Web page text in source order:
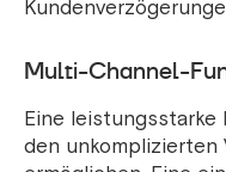
Multi-Channel-
Eine
den unkomplizierten